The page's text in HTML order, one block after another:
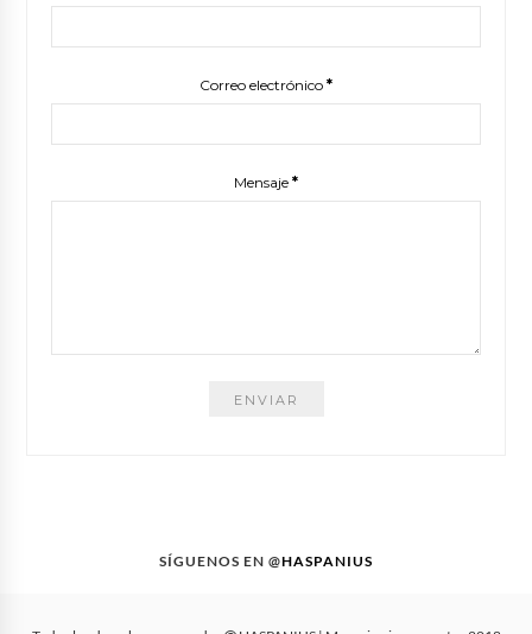
Correo electrónico *
Mensaje *
SÍGUENOS EN @HASPANIUS